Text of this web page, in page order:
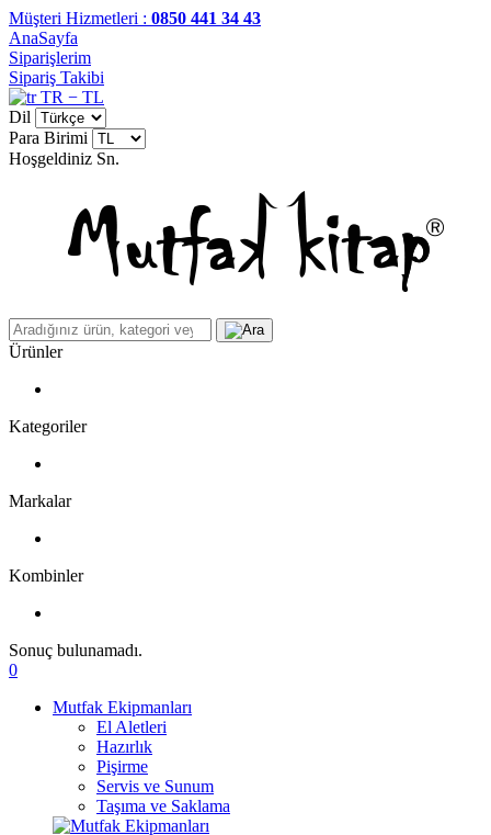
Müşteri Hizmetleri : 0850 441 34 43
AnaSayfa
Siparişlerim
Sipariş Takibi
TR − TL
Dil
Para Birimi
Hoşgeldiniz Sn.
Ürünler
Kategoriler
Markalar
Kombinler
Sonuç bulunamadı.
0
Mutfak Ekipmanları
El Aletleri
Hazırlık
Pişirme
Servis ve Sunum
Taşıma ve Saklama